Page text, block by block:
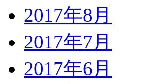
2017年8月
2017年7月
2017年6月